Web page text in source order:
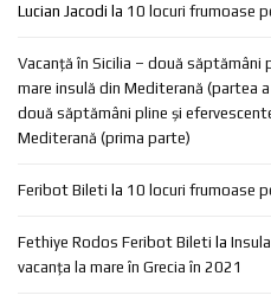
Lucian Jacodi la 10 locuri frumoase
Vacanță în Sicilia – două săptămâni
mare insulă din Mediterană (partea a
două săptămâni pline și
Mediterană (prima parte)
Feribot Bileti la 10 locuri frumoase
Fethiye Rodos Feribot Bileti la
vacanța la mare în Grecia în 2021